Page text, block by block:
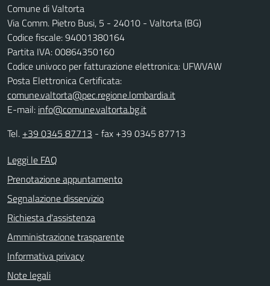
Comune di Valtorta
Via Comm. Pietro Busi, 5 - 24010 - Valtorta (BG)
Codice fiscale: 94001380164
Partita IVA: 00864350160
Codice univoco per fatturazione elettronica: UFWVAW
Posta Elettronica Certificata:
comune.valtorta@pec.regione.lombardia.it
E-mail: info@comune.valtorta.bg.it
Tel. +39 0345 87713 - fax +39 0345 87713
Leggi le FAQ
Prenotazione appuntamento
Segnalazione disservizio
Richiesta d'assistenza
Amministrazione trasparente
Informativa privacy
Note legali